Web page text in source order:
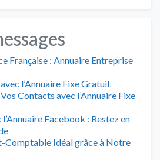
Française : Annuaire Entreprise
l’Annuaire Fixe Gratuit
Contacts avec l’Annuaire Fixe
Facebook : Restez en
Comptable Idéal grâce à Notre